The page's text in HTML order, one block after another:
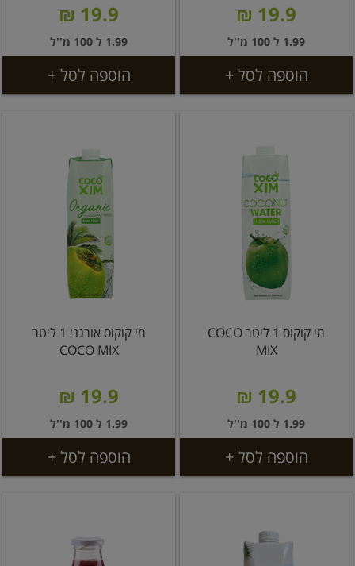
19.9 ₪
1.99 ל 100 מ''ל
הוספה לסל +
19.9 ₪
1.99 ל 100 מ''ל
הוספה לסל +
מי קוקוס 1 ליטר COCO
MIX
19.9 ₪
1.99 ל 100 מ''ל
הוספה לסל +
מי קוקוס אורגני 1 ליטר
COCO MIX
19.9 ₪
1.99 ל 100 מ''ל
הוספה לסל +